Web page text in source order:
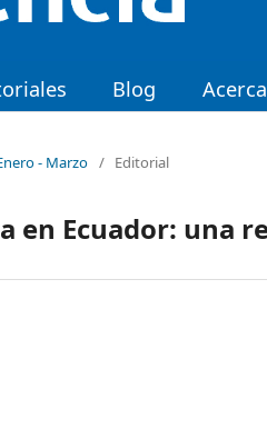
Blog
- Marzo / Editorial
en Ecuador: una